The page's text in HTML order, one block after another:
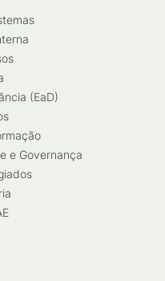
(EaD)
e Governança